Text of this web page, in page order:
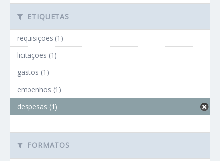
ETIQUETAS
requisições (1)
licitações (1)
gastos (1)
empenhos (1)
despesas (1)
FORMATOS